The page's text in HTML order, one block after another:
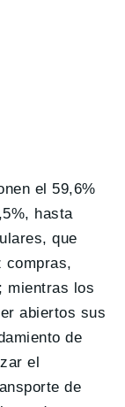
el 59,6%
hasta
que
compras,
mientras los
abiertos sus
de
el
de